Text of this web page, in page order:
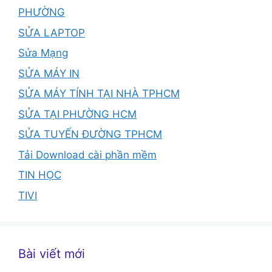
PHƯỜNG
SỬA LAPTOP
Sửa Mạng
SỬA MÁY IN
SỬA MÁY TÍNH TẠI NHÀ TPHCM
SỬA TẠI PHƯỜNG HCM
SỬA TUYẾN ĐƯỜNG TPHCM
Tải Download cài phần mềm
TIN HỌC
TIVI
Bài viết mới